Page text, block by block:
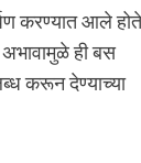
करण्यात आले
ही बस
करून देण्याच्या